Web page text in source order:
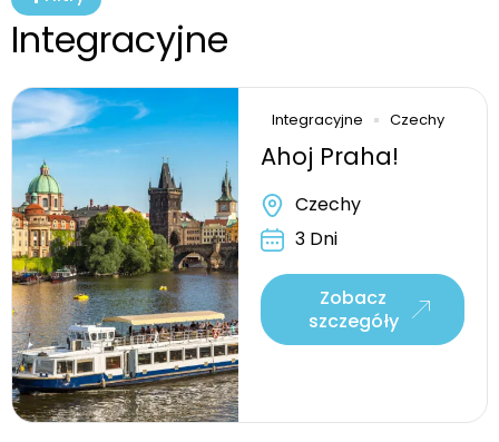
Integracyjne
Integracyjne Czechy
Ahoj Praha!
Czechy
3 Dni
Zobacz
szczegóły